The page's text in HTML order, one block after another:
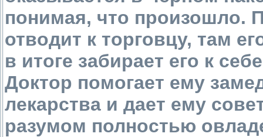
понимая, что произошло.
отводит к торговцу, там
в итоге забирает его к
Доктор помогает ему
лекарства и дает ему
разумом полностью